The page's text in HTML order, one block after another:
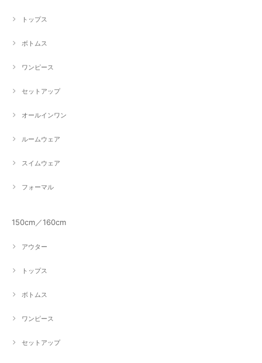
トップス
ボトムス
ワンピース
セットアップ
オールインワン
ルームウェア
スイムウェア
フォーマル
150cm／160cm
アウター
トップス
ボトムス
ワンピース
セットアップ